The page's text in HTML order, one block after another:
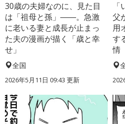
30歳の夫婦なのに、見た目
は「祖母と孫」――。急激
に老いる妻と成長が止まっ
た夫の漫画が描く「歳と幸
せ」
全国
2026年5月11日 09:43 更新
父
用
す
情